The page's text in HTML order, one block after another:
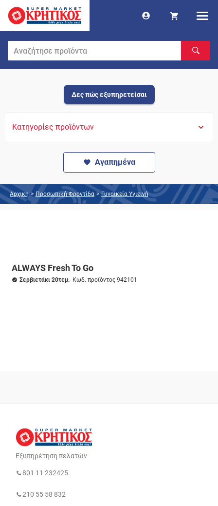
Δες πώς εξυπηρετείσαι
Κατηγορίες προϊόντων
Αγαπημένα
Αρχική > Προσωπική Φροντίδα > Γυναικεία Υγιεινή
ALWAYS Fresh To Go
Σερβιετάκι 20τεμ.- Κωδ. προϊόντος 942101
Εξυπηρέτηση πελατών
801 11 232425
210 55 58 832